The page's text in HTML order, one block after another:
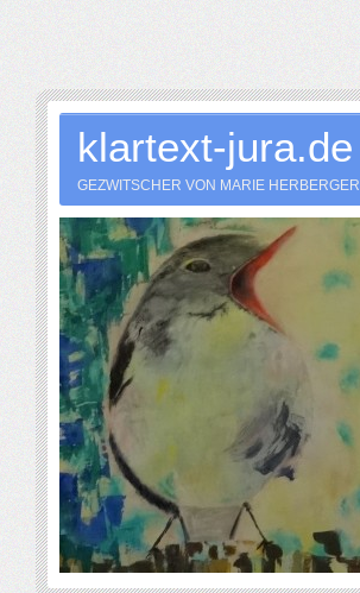
klartext-jura.de
GEZWITSCHER VON MARIE HERBERGER